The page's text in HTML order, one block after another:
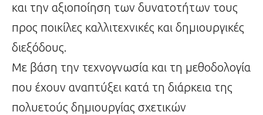
και την αξιοποίηση των δυνατοτήτων τους
προς ποικίλες καλλιτεχνικές και δημιουργικές
διεξόδους.
Με βάση την τεχνογνωσία και τη μεθοδολογία
που έχουν αναπτύξει κατά τη διάρκεια της
πολυετούς δημιουργίας σχετικών